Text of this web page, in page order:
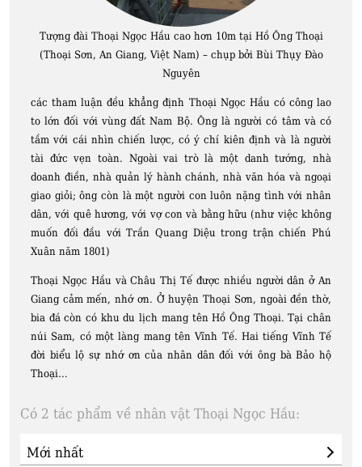
Tượng đài Thoại Ngọc Hầu cao hơn 10m tại Hồ Ông Thoại
(Thoại Sơn, An Giang, Việt Nam) – chụp bởi Bùi Thụy Đào
Nguyên
các tham luận đều khẳng định Thoại Ngọc Hầu có công lao
to lớn đối với vùng đất Nam Bộ. Ông là người có tâm và có
tầm với cái nhìn chiến lược, có ý chí kiên định và là người
tài đức vẹn toàn. Ngoài vai trò là một danh tướng, nhà
doanh điền, nhà quản lý hành chánh, nhà văn hóa và ngoại
giao giỏi; ông còn là một người con luôn nặng tình với nhân
dân, với quê hương, với vợ con và bằng hữu (như việc không
muốn đối đầu với Trần Quang Diệu trong trận chiến Phú
Xuân năm 1801)
Thoại Ngọc Hầu và Châu Thị Tế được nhiều người dân ở An
Giang cảm mến, nhớ ơn. Ở huyện Thoại Sơn, ngoài đền thờ,
bia đá còn có khu du lịch mang tên Hồ Ông Thoại. Tại chân
núi Sam, có một làng mang tên Vĩnh Tế. Hai tiếng Vĩnh Tế
đời biểu lộ sự nhớ ơn của nhân dân đối với ông bà Bảo hộ
Thoại…
Có 2 tác phẩm về nhân vật Thoại Ngọc Hầu: